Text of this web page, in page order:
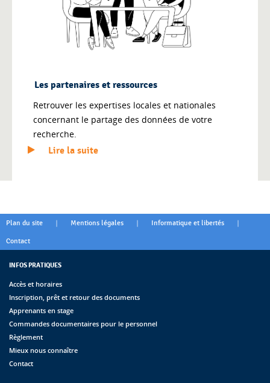
Les partenaires et ressources
Retrouver les expertises locales et nationales
concernant le partage des données de votre
recherche.
Lire la suite
Plan du site | Mentions légales | Informatique et libertés |
Contact
INFOS PRATIQUES
Accès et horaires
Inscription, prêt et retour des documents
Apprenants en stage
Commandes documentaires pour le personnel
Règlement
Mieux nous connaître
Contact